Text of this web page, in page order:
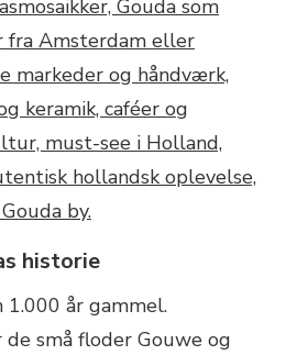
historie
år gammel.
de små floder Gouwe og